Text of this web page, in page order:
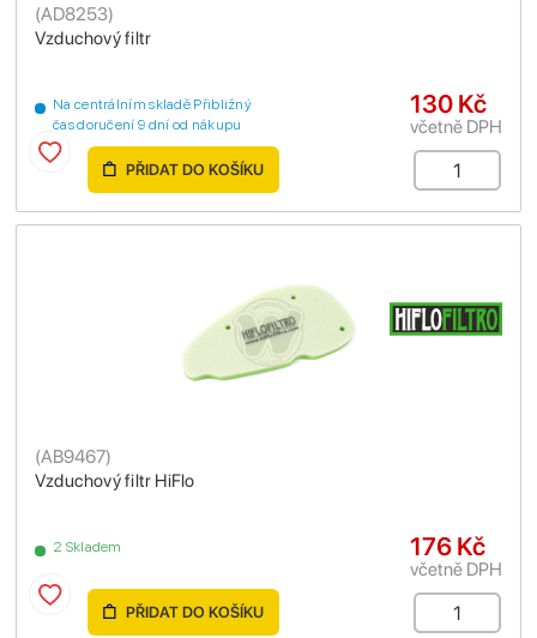
Vzduchový filtr
(AD8253)
Na centrálním skladě Přibližný
čas doručení 9 dní od nákupu
130 Kč
včetně DPH
PŘIDAT DO KOŠÍKU
Vzduchový filtr HiFlo
(AB9467)
2 Skladem 176 Kč
včetně DPH
PŘIDAT DO KOŠÍKU